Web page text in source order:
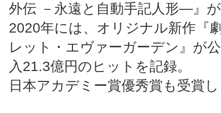
外伝 －永遠と自動手記人形―』
2020年には、オリジナル新作『
レット・エヴァーガーデン』が
入21.3億円のヒットを記録。
日本アカデミー賞優秀賞も受賞